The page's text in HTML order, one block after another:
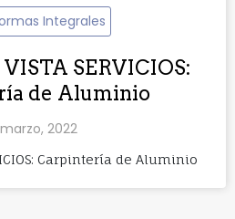
Integrales
SERVICIOS:
de Aluminio
marzo, 2022
Carpintería de Aluminio